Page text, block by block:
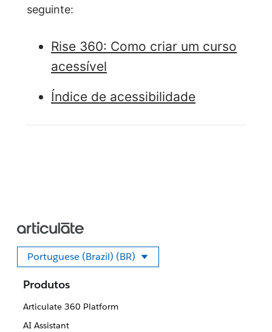
seguinte:
Rise 360: Como criar um curso
acessível
Índice de acessibilidade
Portuguese (Brazil) (BR)
Selecione seu idioma
Produtos
Articulate 360 Platform
AI Assistant